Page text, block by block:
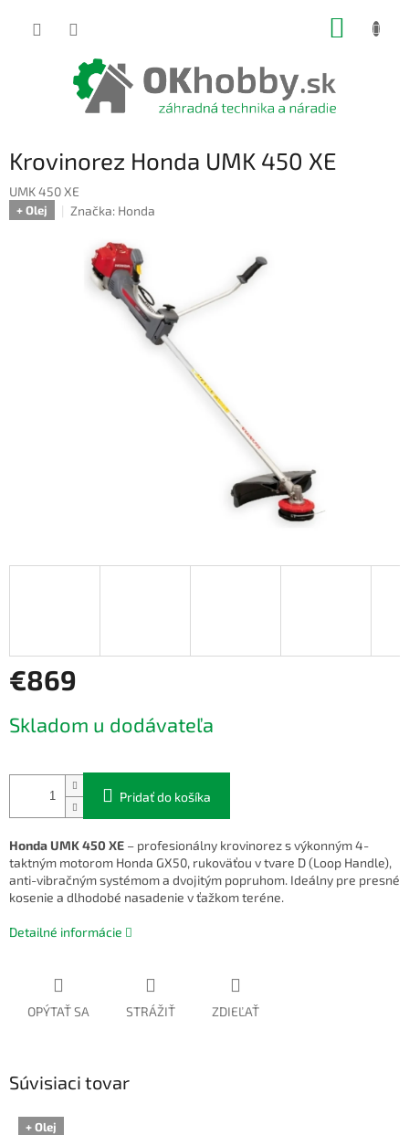
Krovinorez Honda UMK 450 XE
UMK 450 XE
+ Olej Značka: Honda
€869
cena:
Skladom u dodávateľa
Pridať do košíka
Honda UMK 450 XE – profesionálny krovinorez s výkonným 4-
taktným motorom Honda GX50, rukoväťou v tvare D (Loop Handle),
anti-vibračným systémom a dvojitým popruhom. Ideálny pre presné
kosenie a dlhodobé nasadenie v ťažkom teréne.
Detailné informácie
OPÝTAŤ SA STRÁŽIŤ ZDIEĽAŤ
Súvisiaci tovar
+ Olej